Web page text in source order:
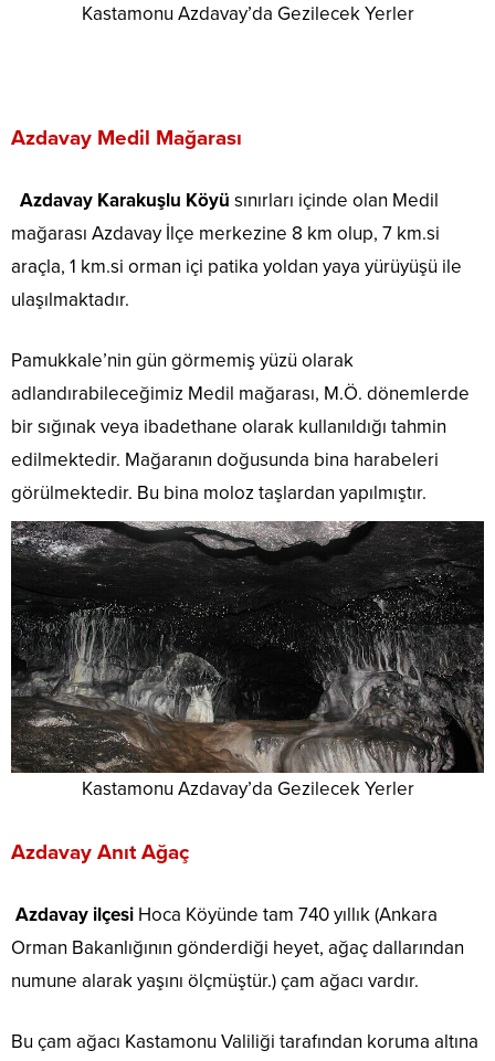
Kastamonu Azdavay’da Gezilecek Yerler
Azdavay Medil Mağarası
Azdavay Karakuşlu Köyü sınırları içinde olan Medil
mağarası Azdavay İlçe merkezine 8 km olup, 7 km.si
araçla, 1 km.si orman içi patika yoldan yaya yürüyüşü ile
ulaşılmaktadır.
Pamukkale’nin gün görmemiş yüzü olarak
adlandırabileceğimiz Medil mağarası, M.Ö. dönemlerde
bir sığınak veya ibadethane olarak kullanıldığı tahmin
edilmektedir. Mağaranın doğusunda bina harabeleri
görülmektedir. Bu bina moloz taşlardan yapılmıştır.
Kastamonu Azdavay’da Gezilecek Yerler
Azdavay Anıt Ağaç
Azdavay ilçesi Hoca Köyünde tam 740 yıllık (Ankara
Orman Bakanlığının gönderdiği heyet, ağaç dallarından
numune alarak yaşını ölçmüştür.) çam ağacı vardır.
Bu çam ağacı Kastamonu Valiliği tarafından koruma altına